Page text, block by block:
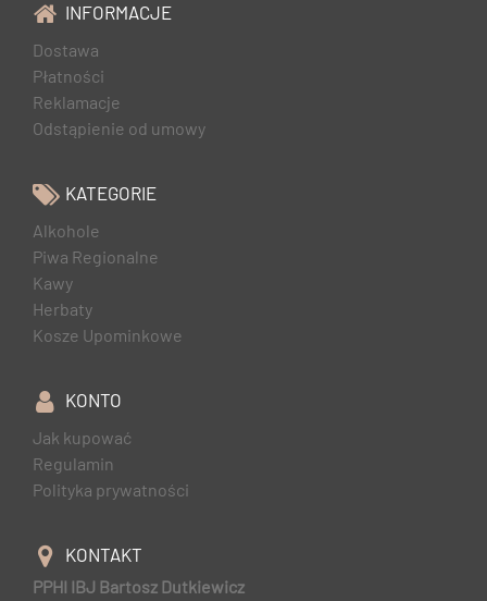
INFORMACJE
Dostawa
Płatności
Reklamacje
Odstąpienie od umowy
KATEGORIE
Alkohole
Piwa Regionalne
Kawy
Herbaty
Kosze Upominkowe
KONTO
Jak kupować
Regulamin
Polityka prywatności
KONTAKT
PPHI IBJ Bartosz Dutkiewicz